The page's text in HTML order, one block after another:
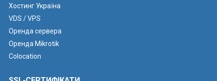
Хостинг Україна
VDS / VPS
Оренда сервера
Оренда Mikrotik
Colocation